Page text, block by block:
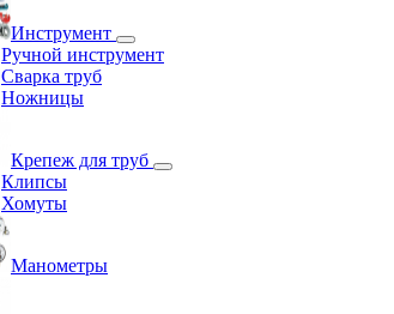
Инструмент
Ручной инструмент
Сварка труб
Ножницы
Крепеж для труб
Клипсы
Хомуты
Манометры